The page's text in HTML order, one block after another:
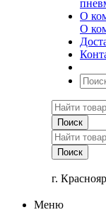
О
О
г.
Меню